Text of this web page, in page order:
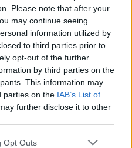
Please note that after your
may continue seeing
information utilized by
to third parties prior to
opt-out of the further
by third parties on the
This information may
parties on the IAB’s List of
further disclose it to other
Opt Outs
új szintet képvisel a kínai
hatótáv,fejlett
dizájnjellemzi
a modelltől várja globális
›